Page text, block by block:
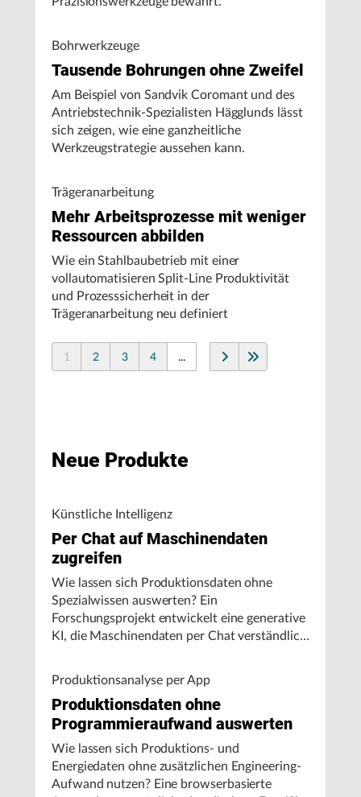
Bohrwerkzeuge
Tausende Bohrungen ohne Zweifel
Am Beispiel von Sandvik Coromant und des
Antriebstechnik-Spezialisten Hägglunds lässt
sich zeigen, wie eine ganzheitliche
Werkzeugstrategie aussehen kann.
Trägeranarbeitung
Mehr Arbeitsprozesse mit weniger
Ressourcen abbilden
Wie ein Stahlbaubetrieb mit einer
vollautomatisieren Split-Line Produktivität
und Prozesssicherheit in der
Trägeranarbeitung neu definiert
1 2 3 4 ...
Neue Produkte
Künstliche Intelligenz
Per Chat auf Maschinendaten
zugreifen
Wie lassen sich Produktionsdaten ohne
Spezialwissen auswerten? Ein
Forschungsprojekt entwickelt eine generative
KI, die Maschinendaten per Chat verständlich
Produktionsanalyse per App
Produktionsdaten ohne
Programmieraufwand auswerten
Wie lassen sich Produktions- und
Energiedaten ohne zusätzlichen Engineering-
Aufwand nutzen? Eine browserbasierte